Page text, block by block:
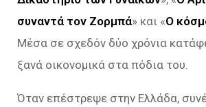
συναντά τον Ζορμπά» και «Ο
Μέσα σε σχεδόν δύο χρόνια
ξανά οικονομικά στα πόδια του.
Όταν επέστρεψε στην Ελλάδα,